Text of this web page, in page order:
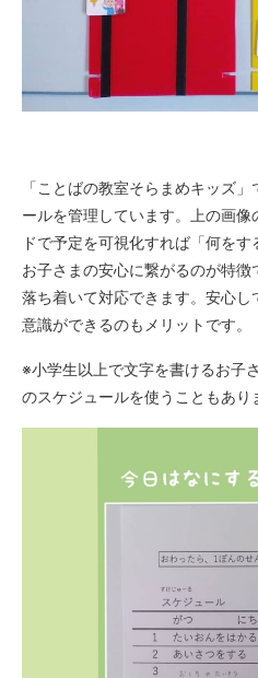
「ことばの教室そらまめキッズ
ールを管理しています。上の画
ドで予定を可視化すれば「何をす
お子さまの安心に繋がるのが特
落ち着いて対応できます。安心
意識ができるのもメリットです。
※小学生以上で文字を書けるお子
のスケジュールを使うこともあり